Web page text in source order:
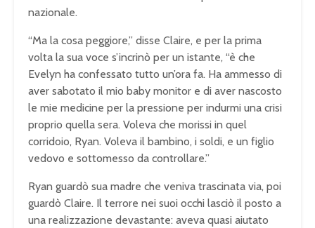
nazionale.
“Ma la cosa peggiore,” disse Claire, e per la prima
volta la sua voce s’incrinò per un istante, “è che
Evelyn ha confessato tutto un’ora fa. Ha ammesso di
aver sabotato il mio baby monitor e di aver nascosto
le mie medicine per la pressione per indurmi una crisi
proprio quella sera. Voleva che morissi in quel
corridoio, Ryan. Voleva il bambino, i soldi, e un figlio
vedovo e sottomesso da controllare.”
Ryan guardò sua madre che veniva trascinata via, poi
guardò Claire. Il terrore nei suoi occhi lasciò il posto a
una realizzazione devastante: aveva quasi aiutato